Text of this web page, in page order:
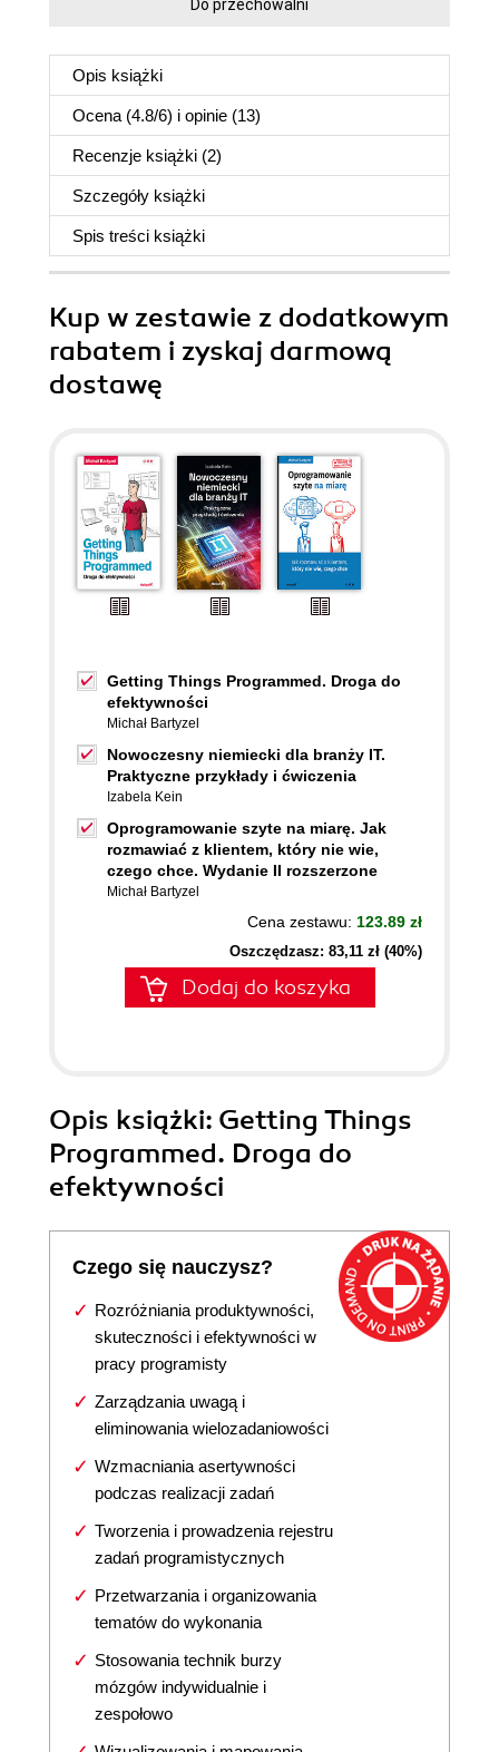
Do przechowalni
Opis książki
Ocena (4.8/6) i opinie (13)
Recenzje książki (2)
Szczegóły książki
Spis treści książki
Kup w zestawie z dodatkowym
rabatem i zyskaj darmową
dostawę
Getting Things Programmed. Droga do
efektywności
Michał Bartyzel
Nowoczesny niemiecki dla branży IT.
Praktyczne przykłady i ćwiczenia
Izabela Kein
Oprogramowanie szyte na miarę. Jak
rozmawiać z klientem, który nie wie,
czego chce. Wydanie II rozszerzone
Michał Bartyzel
Cena zestawu: 123.89 zł
Oszczędzasz: 83,11 zł (40%)
Dodaj do koszyka
Opis książki: Getting Things
Programmed. Droga do
efektywności
Czego się nauczysz?
Rozróżniania produktywności,
skuteczności i efektywności w
pracy programisty
Zarządzania uwagą i
eliminowania wielozadaniowości
Wzmacniania asertywności
podczas realizacji zadań
Tworzenia i prowadzenia rejestru
zadań programistycznych
Przetwarzania i organizowania
tematów do wykonania
Stosowania technik burzy
mózgów indywidualnie i
zespołowo